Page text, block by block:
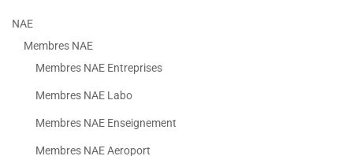
NAE
Membres NAE
Membres NAE Entreprises
Membres NAE Labo
Membres NAE Enseignement
Membres NAE Aeroport